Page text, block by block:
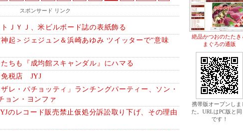
スポンサード リンク
ＪＹＪ、米ビルボード誌の表紙飾る
神起＞ジェジュン＆浜崎あゆみ ツイッターで“意味
ちも『成均館スキャンダル』にハマる
免税店 JYJ
ザレ・パチョッティ」ランチングパーティー、ソン・
ョン・ヨンファ
のレコード販売禁止仮処分訴訟取り下げ、その理由
絶品かつおのたたき
まぐろの通販
携帯版オープンしま
た。URLはPC版と同
です！